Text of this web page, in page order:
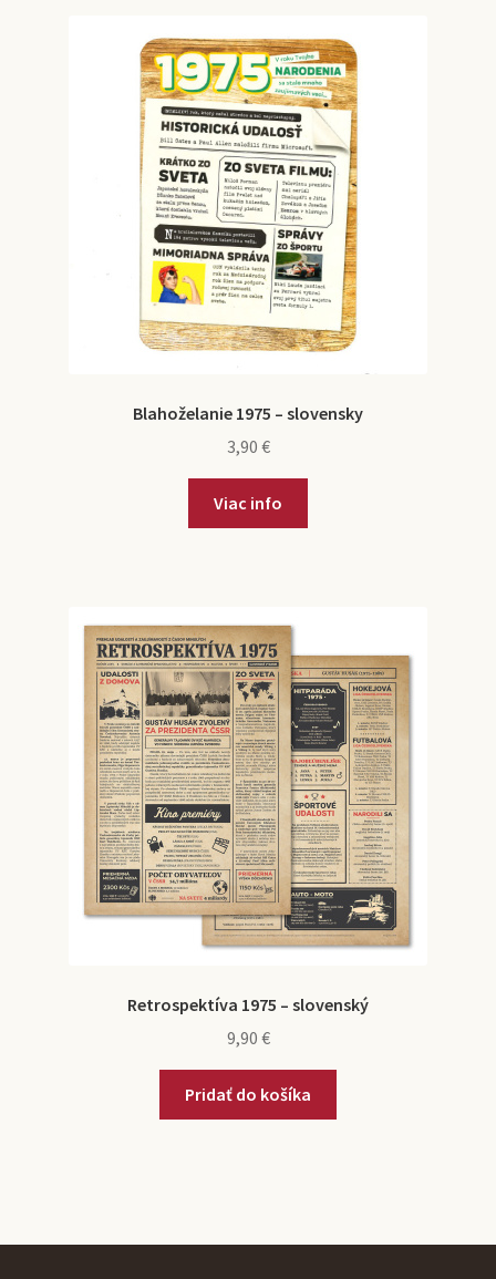
Blahoželanie 1975 – slovensky
3,90 €
Viac info
Retrospektíva 1975 – slovenský
9,90 €
Pridať do košíka